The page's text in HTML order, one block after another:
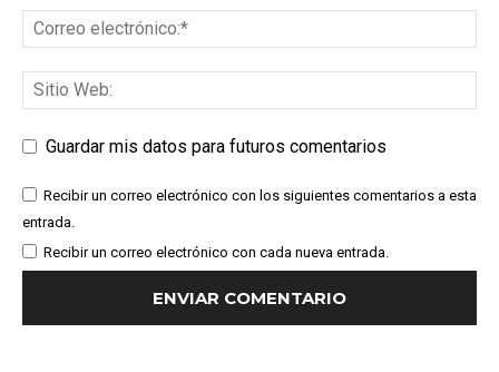
Guardar mis datos para futuros comentarios
Recibir un correo electrónico con los siguientes comentarios a esta
entrada.
Recibir un correo electrónico con cada nueva entrada.